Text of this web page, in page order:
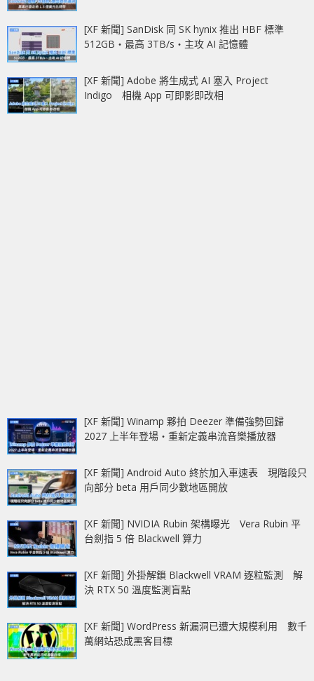
[XF 新聞] SanDisk 同 SK hynix 推出 HBF 標準
512GB‧最高 3TB/s‧主攻 AI 記憶體
[XF 新聞] Adobe 將生成式 AI 塞入 Project
Indigo 相機 App 可即影即改相
[XF 新聞] Winamp 夥拍 Deezer 準備強勢回歸
2027 上半年登場‧重新定義串流音樂播放器
[XF 新聞] Android Auto 終於加入車速表 現階段只
向部分 beta 用戶同少數地區開放
[XF 新聞] NVIDIA Rubin 架構曝光 Vera Rubin 平
台劍指 5 倍 Blackwell 算力
[XF 新聞] 外掛解鎖 Blackwell VRAM 逐粒監測 解
決 RTX 50 溫度監測盲點
[XF 新聞] WordPress 新漏洞已遭大規模利用 數千
萬網站恐成黑客目標